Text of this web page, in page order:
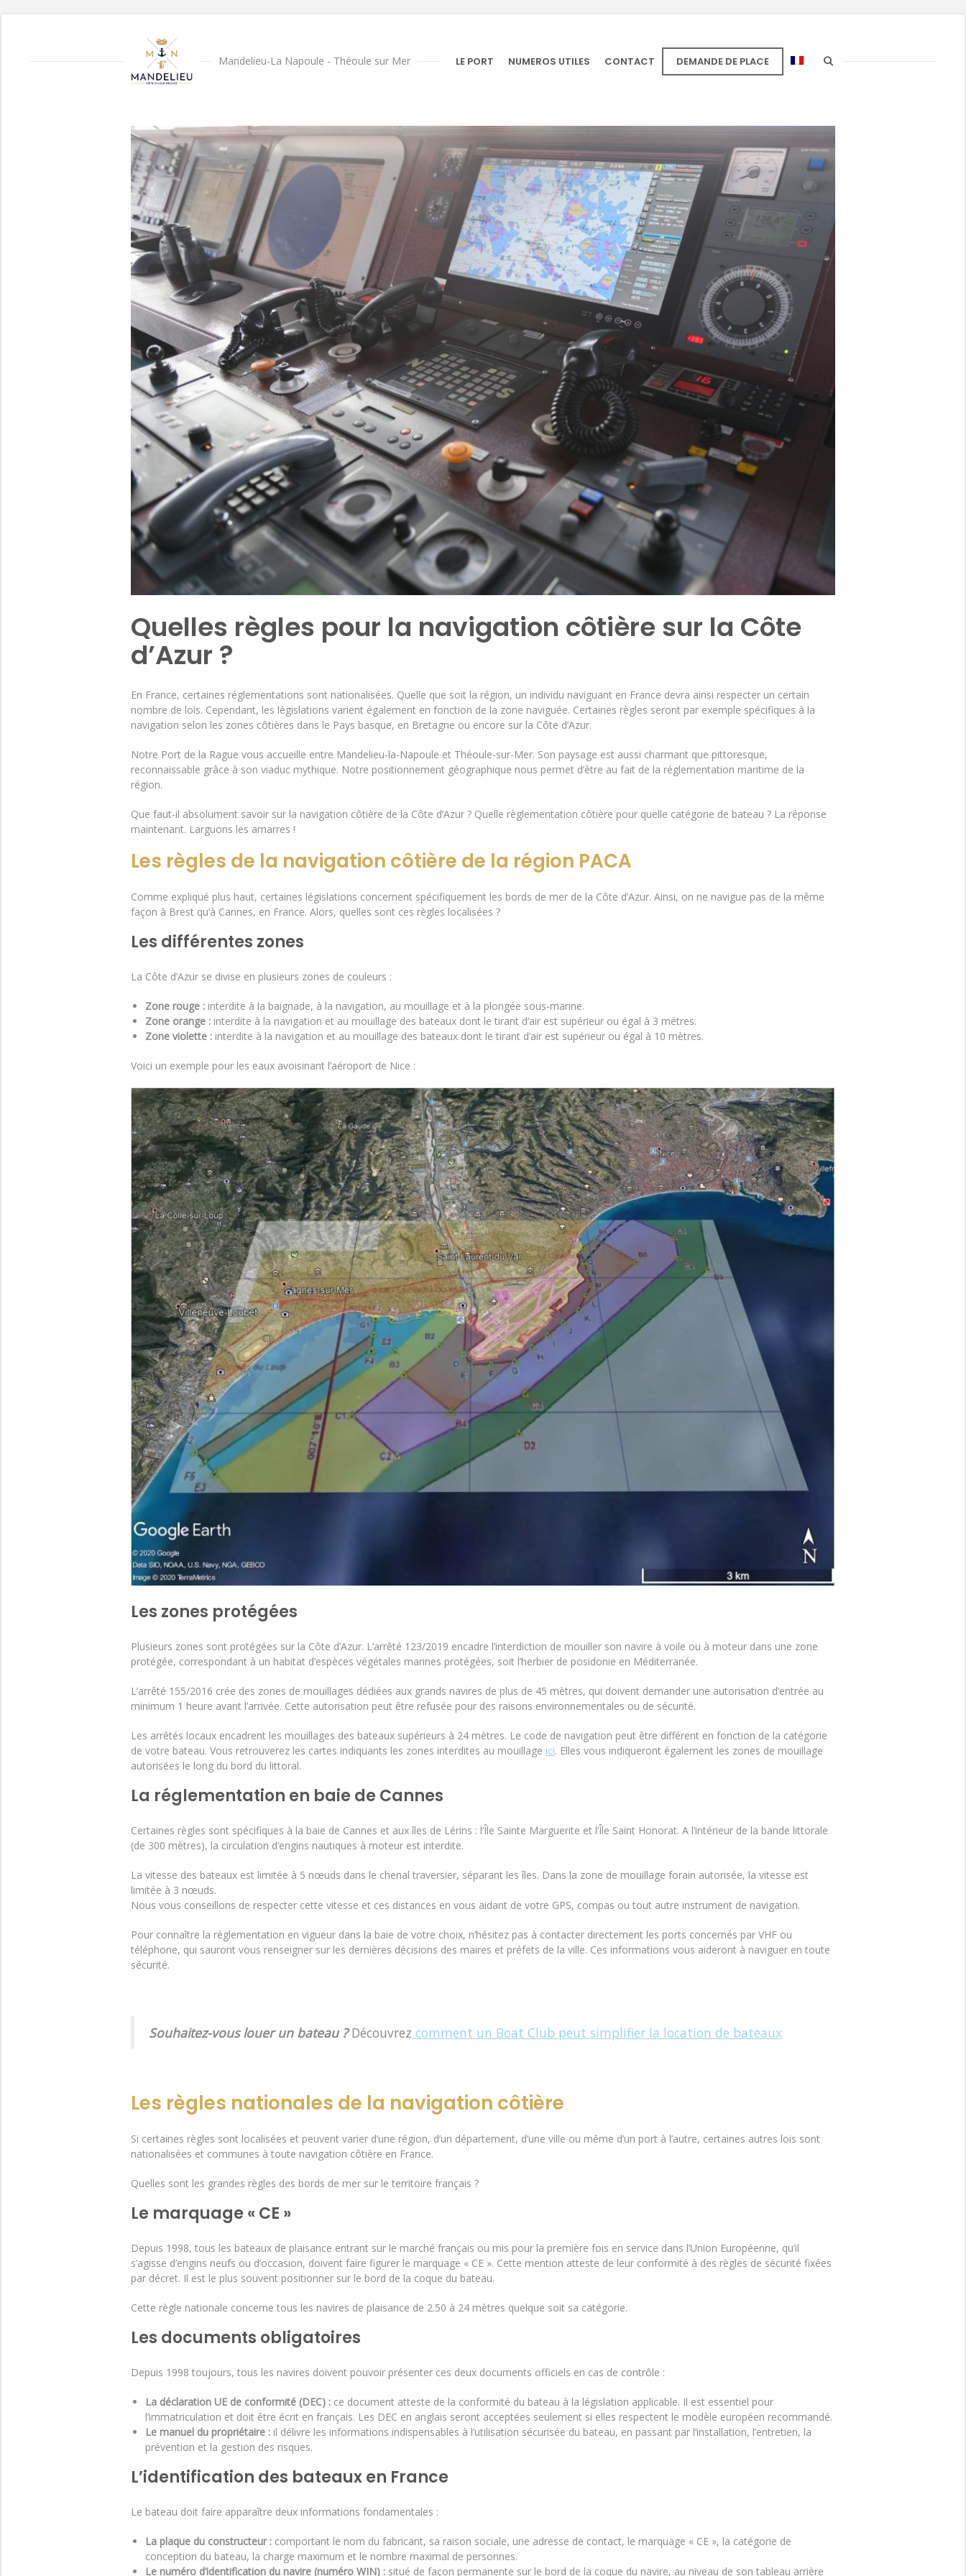
Mandelieu-La Napoule - Théoule sur Mer LE PORT NUMEROS UTILES CONTACT DEMANDE DE PLACE
Quelles règles pour la navigation côtière sur la Côte
d’Azur ?
En France, certaines réglementations sont nationalisées. Quelle que soit la région, un individu naviguant en France devra ainsi respecter un certain
nombre de lois. Cependant, les législations varient également en fonction de la zone naviguée. Certaines règles seront par exemple spécifiques à la
navigation selon les zones côtières dans le Pays basque, en Bretagne ou encore sur la Côte d’Azur.
Notre Port de la Rague vous accueille entre Mandelieu-la-Napoule et Théoule-sur-Mer. Son paysage est aussi charmant que pittoresque,
reconnaissable grâce à son viaduc mythique. Notre positionnement géographique nous permet d’être au fait de la réglementation maritime de la
région.
Que faut-il absolument savoir sur la navigation côtière de la Côte d’Azur ? Quelle règlementation côtière pour quelle catégorie de bateau ? La réponse
maintenant. Larguons les amarres !
Les règles de la navigation côtière de la région PACA
Comme expliqué plus haut, certaines législations concernent spécifiquement les bords de mer de la Côte d’Azur. Ainsi, on ne navigue pas de la même
façon à Brest qu’à Cannes, en France. Alors, quelles sont ces règles localisées ?
Les différentes zones
La Côte d’Azur se divise en plusieurs zones de couleurs :
Zone rouge : interdite à la baignade, à la navigation, au mouillage et à la plongée sous-marine.
Zone orange : interdite à la navigation et au mouillage des bateaux dont le tirant d’air est supérieur ou égal à 3 mètres.
Zone violette : interdite à la navigation et au mouillage des bateaux dont le tirant d’air est supérieur ou égal à 10 mètres.
Voici un exemple pour les eaux avoisinant l’aéroport de Nice :
Les zones protégées
Plusieurs zones sont protégées sur la Côte d’Azur. L’arrêté 123/2019 encadre l’interdiction de mouiller son navire à voile ou à moteur dans une zone
protégée, correspondant à un habitat d’espèces végétales marines protégées, soit l’herbier de posidonie en Méditerranée.
L’arrêté 155/2016 crée des zones de mouillages dédiées aux grands navires de plus de 45 mètres, qui doivent demander une autorisation d’entrée au
minimum 1 heure avant l’arrivée. Cette autorisation peut être refusée pour des raisons environnementales ou de sécurité.
Les arrêtés locaux encadrent les mouillages des bateaux supérieurs à 24 mètres. Le code de navigation peut être différent en fonction de la catégorie
de votre bateau. Vous retrouverez les cartes indiquants les zones interdites au mouillage ici. Elles vous indiqueront également les zones de mouillage
autorisées le long du bord du littoral.
La réglementation en baie de Cannes
Certaines règles sont spécifiques à la baie de Cannes et aux îles de Lérins : l’Île Sainte Marguerite et l’Île Saint Honorat. A l’intérieur de la bande littorale
(de 300 mètres), la circulation d’engins nautiques à moteur est interdite.
La vitesse des bateaux est limitée à 5 nœuds dans le chenal traversier, séparant les îles. Dans la zone de mouillage forain autorisée, la vitesse est
limitée à 3 nœuds.
Nous vous conseillons de respecter cette vitesse et ces distances en vous aidant de votre GPS, compas ou tout autre instrument de navigation.
Pour connaître la réglementation en vigueur dans la baie de votre choix, n’hésitez pas à contacter directement les ports concernés par VHF ou
téléphone, qui sauront vous renseigner sur les dernières décisions des maires et préfets de la ville. Ces informations vous aideront à naviguer en toute
sécurité.
Souhaitez-vous louer un bateau ?Découvrez comment un Boat Club peut simplifier la location de bateaux
Les règles nationales de la navigation côtière
Si certaines règles sont localisées et peuvent varier d’une région, d’un département, d’une ville ou même d’un port à l’autre, certaines autres lois sont
nationalisées et communes à toute navigation côtière en France.
Quelles sont les grandes règles des bords de mer sur le territoire français ?
Le marquage « CE »
Depuis 1998, tous les bateaux de plaisance entrant sur le marché français ou mis pour la première fois en service dans l’Union Européenne, qu’il
s’agisse d’engins neufs ou d’occasion, doivent faire figurer le marquage « CE ». Cette mention atteste de leur conformité à des règles de sécurité fixées
par décret. Il est le plus souvent positionner sur le bord de la coque du bateau.
Cette règle nationale concerne tous les navires de plaisance de 2.50 à 24 mètres quelque soit sa catégorie.
Les documents obligatoires
Depuis 1998 toujours, tous les navires doivent pouvoir présenter ces deux documents officiels en cas de contrôle :
La déclaration UE de conformité (DEC) : ce document atteste de la conformité du bateau à la législation applicable. Il est essentiel pour
l’immatriculation et doit être écrit en français. Les DEC en anglais seront acceptées seulement si elles respectent le modèle européen recommandé.
Le manuel du propriétaire : il délivre les informations indispensables à l’utilisation sécurisée du bateau, en passant par l’installation, l’entretien, la
prévention et la gestion des risques.
L’identification des bateaux en France
Le bateau doit faire apparaître deux informations fondamentales :
La plaque du constructeur : comportant le nom du fabricant, sa raison sociale, une adresse de contact, le marquage « CE », la catégorie de
conception du bateau, la charge maximum et le nombre maximal de personnes.
Le numéro d’identification du navire (numéro WIN) : situé de façon permanente sur le bord de la coque du navire, au niveau de son tableau arrière